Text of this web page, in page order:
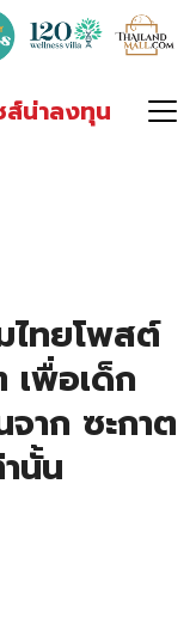
น่าลงทุน
ทยโพสต์
เพื่อเด็ก
าก ซะกาต
นั้น